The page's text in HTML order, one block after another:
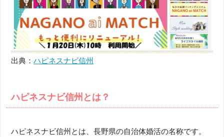
出典：ハピネスナビ信州
ハピネスナビ信州とは？
ハピネスナビ信州とは、長野県の自治体婚活の名称です。